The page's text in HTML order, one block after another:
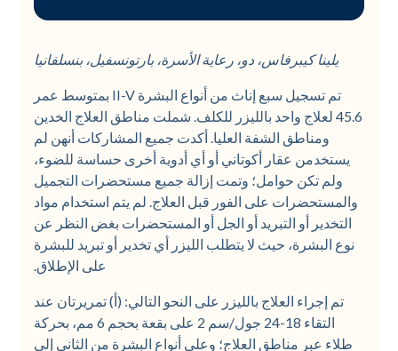
يلينا كيبرفاس، دو، رعاية الأسرة، بارتونسفيل، بنسلفانيا
تم تسجيل سبع إناث من أنواع البشرة II-V بمتوسط عمر
45.6 لعلاج واحد بالليزر للكلف. شملت مناطق العلاج الخدين
ومناطق الشفة العليا. أكدت جميع المشاركات أنهن لم
يستخدمن عقار أكوتاني أو أي أدوية أخرى حساسة للضوء،
ولم تكن حوامل؛ وتمت إزالة جميع مستحضرات التجميل
والمستحضرات على الفور قبل العلاج. لم يتم استخدام مواد
التخدير أو التبريد أو الجل أو المستحضرات بغض النظر عن
نوع البشرة، حيث لا يتطلب الليزر أي تخدير أو تبريد للبشرة
على الإطلاق.
تم إجراء العلاج بالليزر على النحو التالي: (أ) تمريرتان عند
التقاء 18-24 جول/سم 2 على بقعة بحجم 6 مم، بحركة
طلاء عبر مناطق العلاج؛ وعلى أنواع البشرة من الثاني إلى